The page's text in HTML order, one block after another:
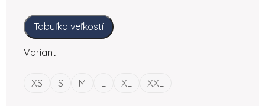
Tabuľka veľkostí
Variant:
XS S M L XL XXL